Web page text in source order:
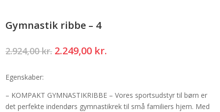
Gymnastik ribbe – 4
2.924,00kr. Den
2.924,00 kr..
2.249,00 kr.
2.249,00 kr..
Egenskaber:
– KOMPAKT GYMNASTIKRIBBE – Vores sportsudstyr til børn er
det perfekte indendørs gymnastikrek til små familiers hjem. Med